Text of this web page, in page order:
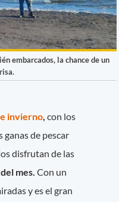
embarcados, la chance de un
invierno con los
de pescar
disfrutan de las
mes.Con un
y es el gran